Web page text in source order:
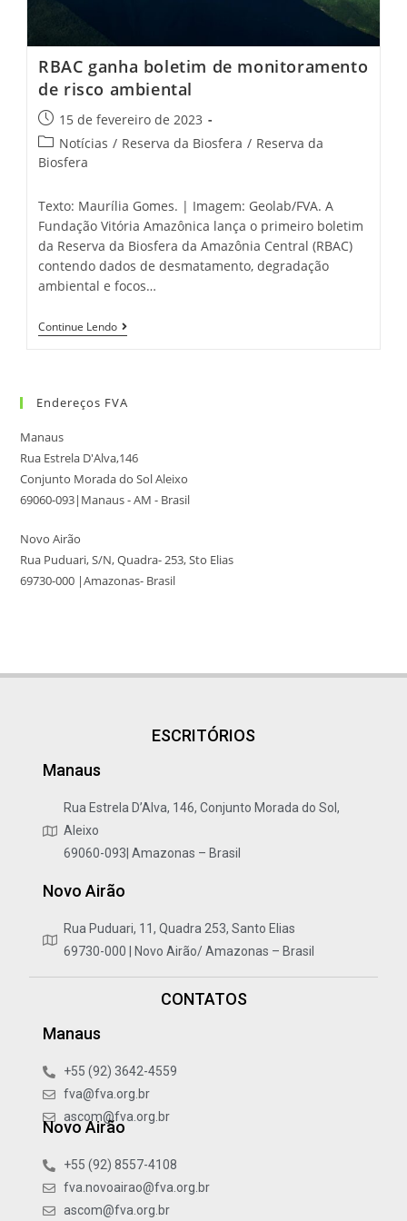
RBAC ganha boletim de monitoramento
de risco ambiental
15 de fevereiro de 2023
Notícias / Reserva da Biosfera / Reserva da
Biosfera
Texto: Maurília Gomes. | Imagem: Geolab/FVA. A
Fundação Vitória Amazônica lança o primeiro boletim
da Reserva da Biosfera da Amazônia Central (RBAC)
contendo dados de desmatamento, degradação
ambiental e focos…
Continue Lendo
Endereços FVA
Manaus
Rua Estrela D'Alva,146
Conjunto Morada do Sol Aleixo
69060-093|Manaus - AM - Brasil
Novo Airão
Rua Puduari, S/N, Quadra- 253, Sto Elias
69730-000 |Amazonas- Brasil
ESCRITÓRIOS
Manaus
Rua Estrela D’Alva, 146, Conjunto Morada do Sol,
Aleixo
69060-093| Amazonas – Brasil
Novo Airão
Rua Puduari, 11, Quadra 253, Santo Elias
69730-000 | Novo Airão/ Amazonas – Brasil
CONTATOS
Manaus
+55 (92) 3642-4559
fva@fva.org.br
ascom@fva.org.br
Novo Airão
+55 (92) 8557-4108
fva.novoairao@fva.org.br
ascom@fva.org.br